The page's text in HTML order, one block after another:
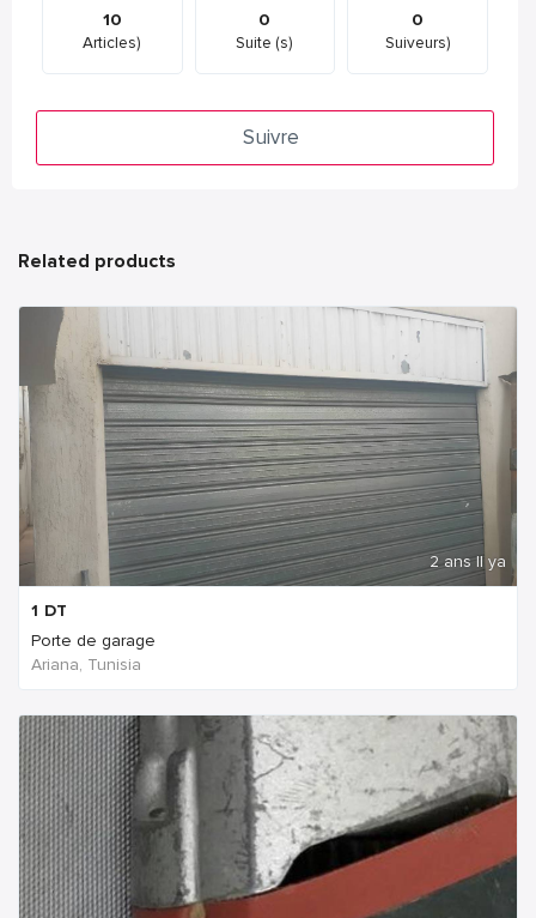
10
Articles)
0
Suite (s)
0
Suiveurs)
Suivre
Related products
2 ans Il ya
1 DT
Porte de garage
Ariana, Tunisia